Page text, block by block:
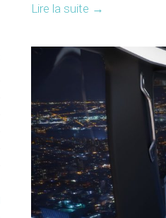
Lire la suite →